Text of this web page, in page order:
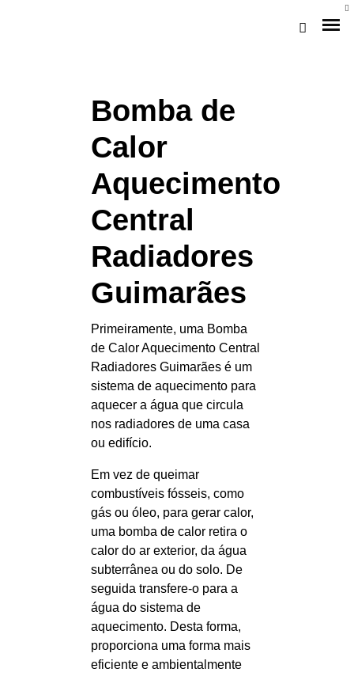
Bomba de
Calor
Aquecimento
Central
Radiadores
Guimarães
Primeiramente, uma Bomba
de Calor Aquecimento Central
Radiadores Guimarães é um
sistema de aquecimento para
aquecer a água que circula
nos radiadores de uma casa
ou edifício.
Em vez de queimar
combustíveis fósseis, como
gás ou óleo, para gerar calor,
uma bomba de calor retira o
calor do ar exterior, da água
subterrânea ou do solo. De
seguida transfere-o para a
água do sistema de
aquecimento. Desta forma,
proporciona uma forma mais
eficiente e ambientalmente